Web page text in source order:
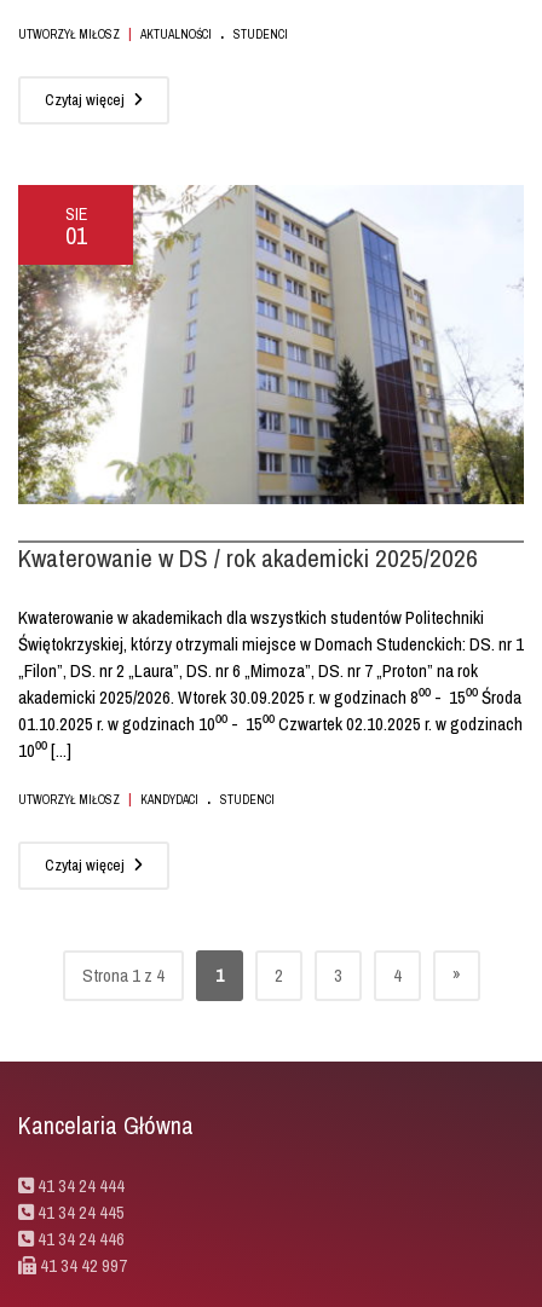
UTWORZYŁ MIŁOSZ | AKTUALNOŚCI . STUDENCI
Czytaj więcej
SIE
01
Kwaterowanie w DS / rok akademicki 2025/2026
Kwaterowanie w akademikach dla wszystkich studentów Politechniki
Świętokrzyskiej, którzy otrzymali miejsce w Domach Studenckich: DS. nr 1
„Filon”, DS. nr 2 „Laura”, DS. nr 6 „Mimoza”, DS. nr 7 „Proton” na rok
akademicki 2025/2026. Wtorek 30.09.2025 r. w godzinach 8⁰⁰ - 15⁰⁰ Środa
01.10.2025 r. w godzinach 10⁰⁰ - 15⁰⁰ Czwartek 02.10.2025 r. w godzinach
10⁰⁰ [...]
UTWORZYŁ MIŁOSZ | KANDYDACI . STUDENCI
Czytaj więcej
Strona 1 z 4 1 2 3 4 »
Kancelaria Główna
41 34 24 444
41 34 24 445
41 34 24 446
41 34 42 997